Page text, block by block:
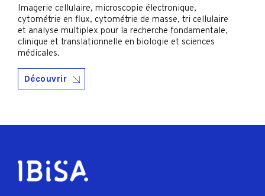
Imagerie cellulaire, microscopie électronique,
cytométrie en flux, cytométrie de masse, tri cellulaire
et analyse multiplex pour la recherche fondamentale,
clinique et translationnelle en biologie et sciences
médicales.
Découvrir